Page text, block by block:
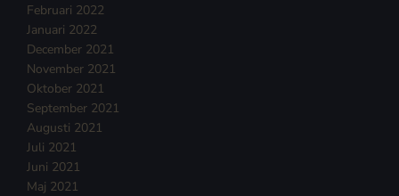
Februari 2022
Januari 2022
December 2021
November 2021
Oktober 2021
September 2021
Augusti 2021
Juli 2021
Juni 2021
Maj 2021